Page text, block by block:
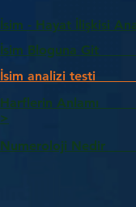
İsim - Hayat İlişkisi
İsim
İsim analizi
Harflerin
>
Numeroloji